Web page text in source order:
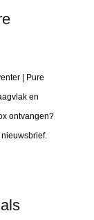
| Pure
en
ontvangen?